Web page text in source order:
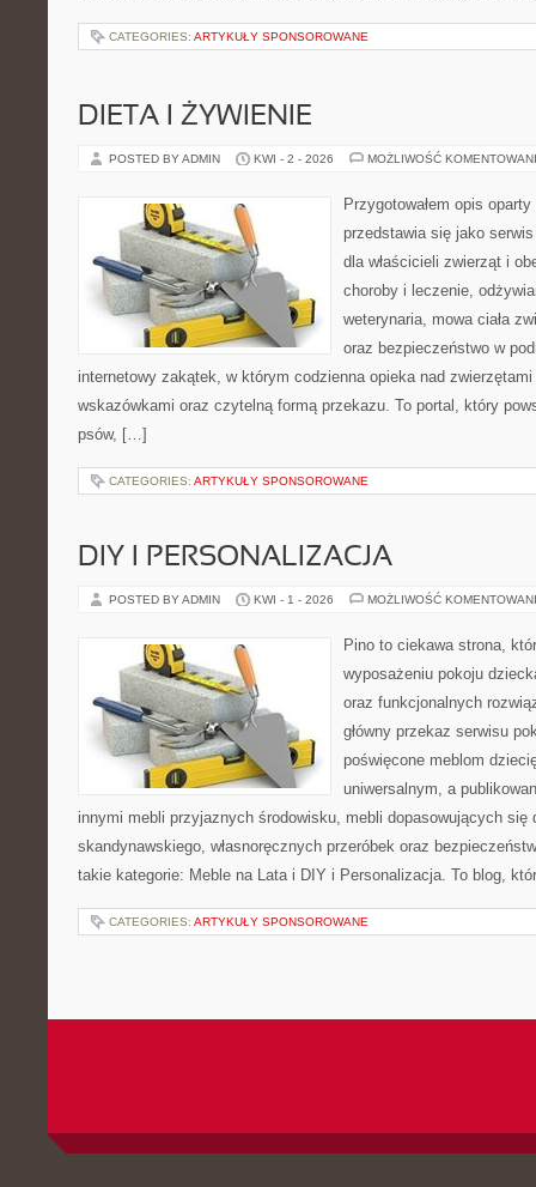
CATEGORIES: ARTYKUŁY SPONSOROWANE
DIETA I ŻYWIENIE
POSTED BY ADMIN KWI - 2 - 2026 MOŻLIWOŚĆ
Przygotowałem opis
przedstawia się jako
dla właścicieli zwierząt i
choroby i leczenie,
weterynaria, mowa ciała
oraz bezpieczeństwo w
internetowy zakątek, w którym codzienna opieka nad
wskazówkami oraz czytelną formą przekazu. To portal, który
psów, […]
CATEGORIES: ARTYKUŁY SPONSOROWANE
DIY I PERSONALIZACJA
POSTED BY ADMIN KWI - 1 - 2026 MOŻLIWOŚĆ
Pino to ciekawa strona,
wyposażeniu pokoju
oraz funkcjonalnych
główny przekaz serwisu
poświęcone meblom
uniwersalnym, a
innymi mebli przyjaznych środowisku, mebli dopasowujących się
skandynawskiego, własnoręcznych przeróbek oraz
takie kategorie: Meble na Lata i DIY i Personalizacja. To blog,
CATEGORIES: ARTYKUŁY SPONSOROWANE